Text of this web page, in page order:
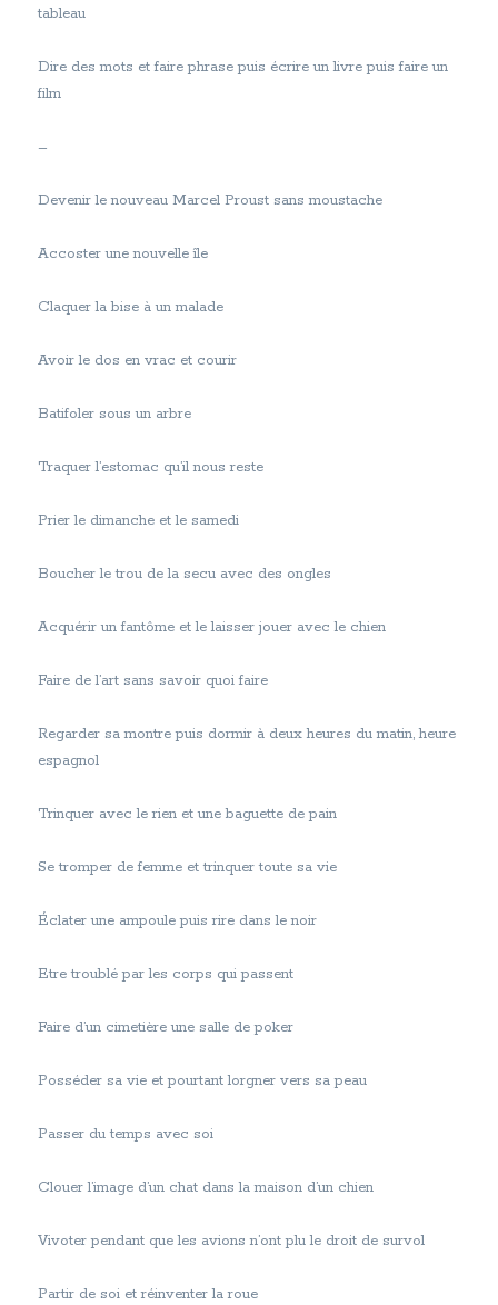
tableau
Dire des mots et faire phrase puis écrire un livre puis faire un
film
–
Devenir le nouveau Marcel Proust sans moustache
Accoster une nouvelle île
Claquer la bise à un malade
Avoir le dos en vrac et courir
Batifoler sous un arbre
Traquer l’estomac qu’il nous reste
Prier le dimanche et le samedi
Boucher le trou de la secu avec des ongles
Acquérir un fantôme et le laisser jouer avec le chien
Faire de l’art sans savoir quoi faire
Regarder sa montre puis dormir à deux heures du matin, heure
espagnol
Trinquer avec le rien et une baguette de pain
Se tromper de femme et trinquer toute sa vie
Éclater une ampoule puis rire dans le noir
Etre troublé par les corps qui passent
Faire d’un cimetière une salle de poker
Posséder sa vie et pourtant lorgner vers sa peau
Passer du temps avec soi
Clouer l’image d’un chat dans la maison d’un chien
Vivoter pendant que les avions n’ont plu le droit de survol
Partir de soi et réinventer la roue